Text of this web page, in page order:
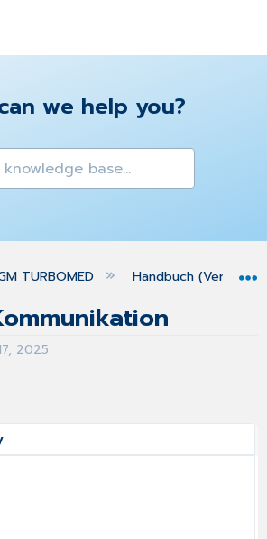
we help you?
global hierarchy
TURBOMED Handbuch (Version
2025